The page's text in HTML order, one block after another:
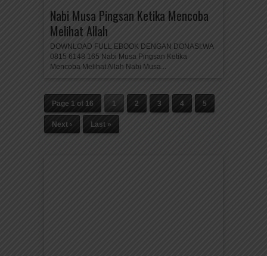
Nabi Musa Pingsan Ketika Mencoba
Melihat Allah
DOWNLOAD FULL EBOOK DENGAN DONASI:WA
0815 6148 165 Nabi Musa Pingsan Ketika
Mencoba Melihat Allah Nabi Musa...
Page 1 of 16 1 2 3 4 5
Next › Last »